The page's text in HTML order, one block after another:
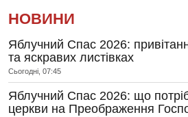
НОВИНИ
Яблучний Спас 2026:
та яскравих листівках
Сьогодні, 07:45
Яблучний Спас 2026: що
церкви на Преображення